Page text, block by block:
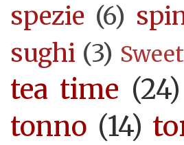
spezie (6)
sughi (3)
tea time (24)
tonno (14)